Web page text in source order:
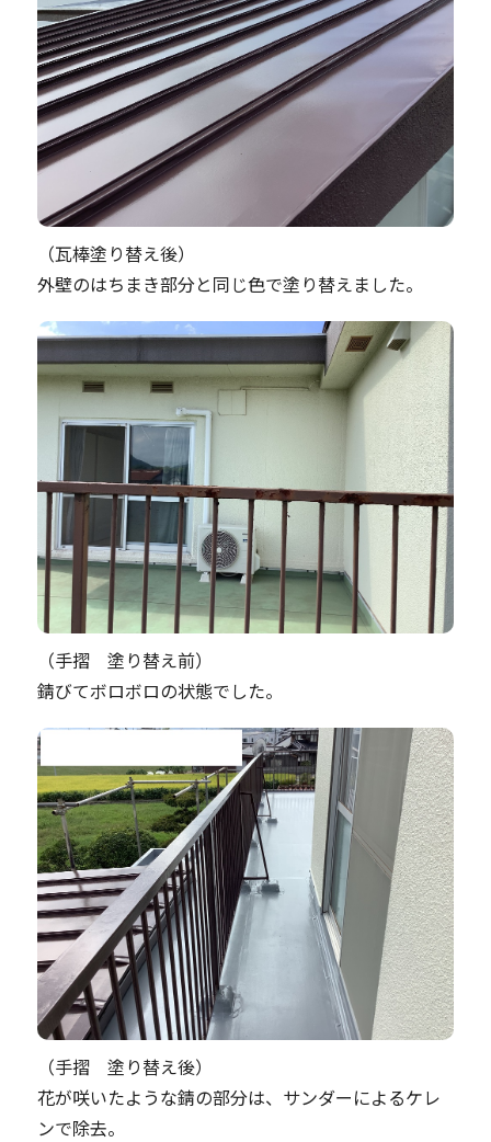
（瓦棒塗り替え後）
外壁のはちまき部分と同じ色で塗り替えました。
（手摺 塗り替え前）
錆びてボロボロの状態でした。
（手摺 塗り替え後）
花が咲いたような錆の部分は、サンダーによるケレ
ンで除去。